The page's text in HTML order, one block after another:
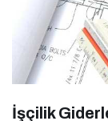
İşçilik